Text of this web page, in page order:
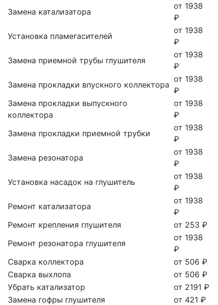
Замена катализатора
от 1938
₽
Установка пламегасителей
от 1938
₽
Замена приемной трубы глушителя
от 1938
₽
Замена прокладки впускного коллектора
от 1938
₽
Замена прокладки выпускного
коллектора
от 1938
₽
Замена прокладки приемной трубки
от 1938
₽
Замена резонатора
от 1938
₽
Установка насадок на глушитель
от 1938
₽
Ремонт катализатора
от 1938
₽
Ремонт крепления глушителя
от 253 ₽
Ремонт резонатора глушителя
от 1938
₽
Сварка коллектора
от 506 ₽
Сварка выхлопа
от 506 ₽
Убрать катализатор
от 2191 ₽
Замена гофры глушителя
от 421 ₽